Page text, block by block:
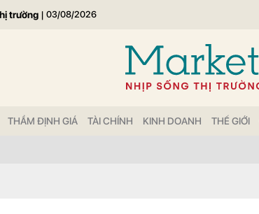
trường | 03/08/2026
THẨM ĐỊNH GIÁ TÀI CHÍNH KINH DOANH THẾ GIỚI
Gửi bình luận